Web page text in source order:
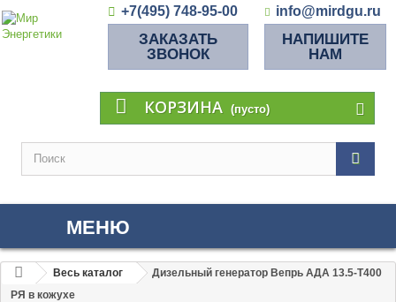
+7(495) 748-95-00 info@mirdgu.ru
ЗАКАЗАТЬ
ЗВОНОК
НАПИШИТЕ
НАМ
КОРЗИНА (пусто)
МЕНЮ
Весь каталог
Дизельный генератор Вепрь АДА 13.5-Т400
РЯ в кожухе